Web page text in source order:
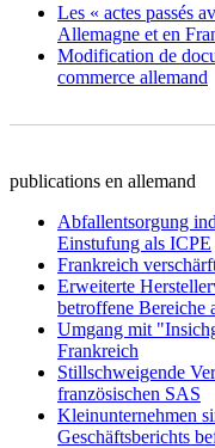
Les « actes passés
Allemagne et en
Modification de
commerce allemand
publications en allemand
Abfallentsorgung
Einstufung als ICPE
Frankreich
Erweiterte
betroffene Bereiche
Umgang mit
Frankreich
Stillschweigende
französischen SAS
Kleinunternehmen
Geschäftsberichts